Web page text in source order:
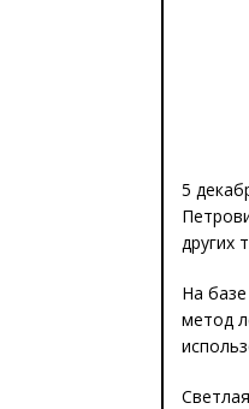
5
других
На
метод